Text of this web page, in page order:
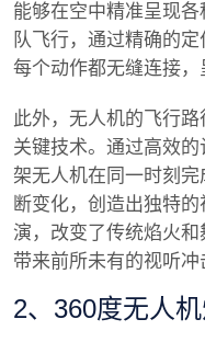
能够在空中精准呈现
队飞行，通过精确的
每个动作都无缝连接，
此外，无人机的飞行
关键技术。通过高效
架无人机在同一时刻
断变化，创造出独特
演，改变了传统焰火
带来前所未有的视听冲
2、360度无人